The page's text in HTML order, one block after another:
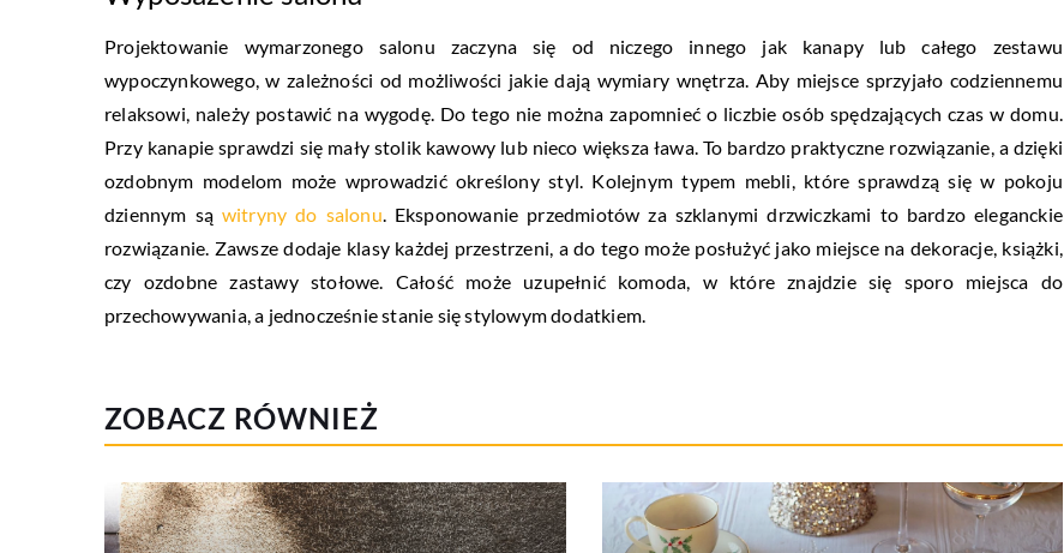
Projektowanie wymarzonego salonu zaczyna się od niczego innego jak kanapy lub całego zestawu
wypoczynkowego, w zależności od możliwości jakie dają wymiary wnętrza. Aby miejsce sprzyjało codziennemu
relaksowi, należy postawić na wygodę. Do tego nie można zapomnieć o liczbie osób spędzających czas w domu.
Przy kanapie sprawdzi się mały stolik kawowy lub nieco większa ława. To bardzo praktyczne rozwiązanie, a dzięki
ozdobnym modelom może wprowadzić określony styl. Kolejnym typem mebli, które sprawdzą się w pokoju
dziennym są witryny do salonu. Eksponowanie przedmiotów za szklanymi drzwiczkami to bardzo eleganckie
rozwiązanie. Zawsze dodaje klasy każdej przestrzeni, a do tego może posłużyć jako miejsce na dekoracje, książki,
czy ozdobne zastawy stołowe. Całość może uzupełnić komoda, w które znajdzie się sporo miejsca do
przechowywania, a jednocześnie stanie się stylowym dodatkiem.
ZOBACZ RÓWNIEŻ